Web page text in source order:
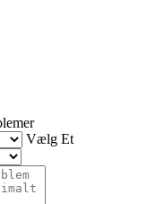
Vælg Et